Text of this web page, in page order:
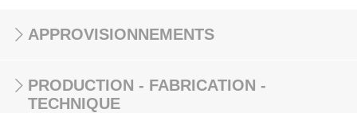
APPROVISIONNEMENTS
PRODUCTION - FABRICATION -
TECHNIQUE